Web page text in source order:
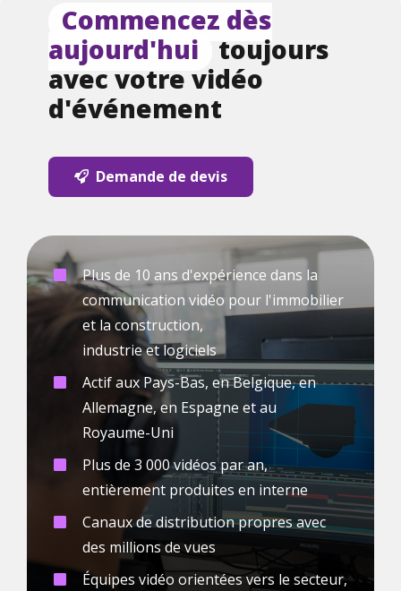
Commencez dès
aujourd'hui
toujours
avec votre vidéo
d'événement
Demande de devis
Plus de 10 ans d'expérience dans la
communication vidéo pour l'immobilier
et la construction,
industrie et logiciels
Actif aux Pays-Bas, en Belgique, en
Allemagne, en Espagne et au
Royaume-Uni
Plus de 3 000 vidéos par an,
entièrement produites en interne
Canaux de distribution propres avec
des millions de vues
Équipes vidéo orientées vers le secteur,